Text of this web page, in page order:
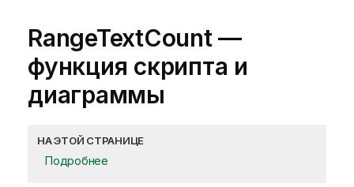
RangeTextCount—
функция скриптa и
диаграммы
НА ЭТОЙ СТРАНИЦЕ
Подробнее